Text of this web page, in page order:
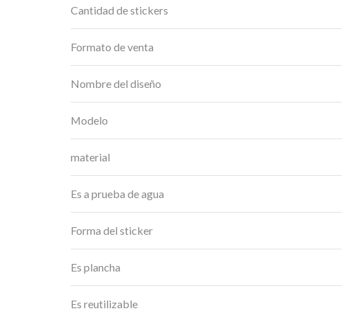
Cantidad de stickers
Formato de venta
Nombre del diseño
Modelo
material
Es a prueba de agua
Forma del sticker
Es plancha
Es reutilizable